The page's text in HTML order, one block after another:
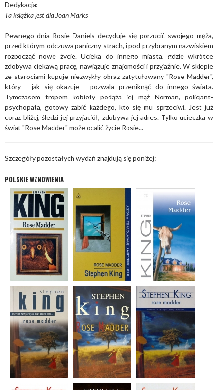
Dedykacja:
Ta książka jest dla Joan Marks
Pewnego dnia Rosie Daniels decyduje się porzucić swojego męża,
przed którym odczuwa paniczny strach, i pod przybranym nazwiskiem
rozpocząć nowe życie. Ucieka do innego miasta, gdzie wkrótce
zdobywa ciekawą pracę, nawiązuje znajomości i przyjaźnie. W sklepie
ze starociami kupuje niezwykły obraz zatytułowany "Rose Madder",
który - jak się okazuje - pozwala przeniknąć do innego świata.
Tymczasem tropem kobiety podąża jej mąż Norman, policjant-
psychopata, gotowy zabić każdego, kto się mu sprzeciwi. Jest już
coraz bliżej, śledzi jej przyjaciół, zdobywa jej adres. Tylko ucieczka w
świat "Rose Madder" może ocalić życie Rosie...
Szczegóły pozostałych wydań znajdują się poniżej:
POLSKIE WZNOWIENIA